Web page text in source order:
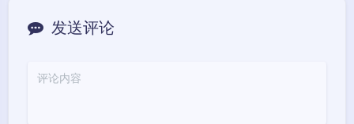
发送评论